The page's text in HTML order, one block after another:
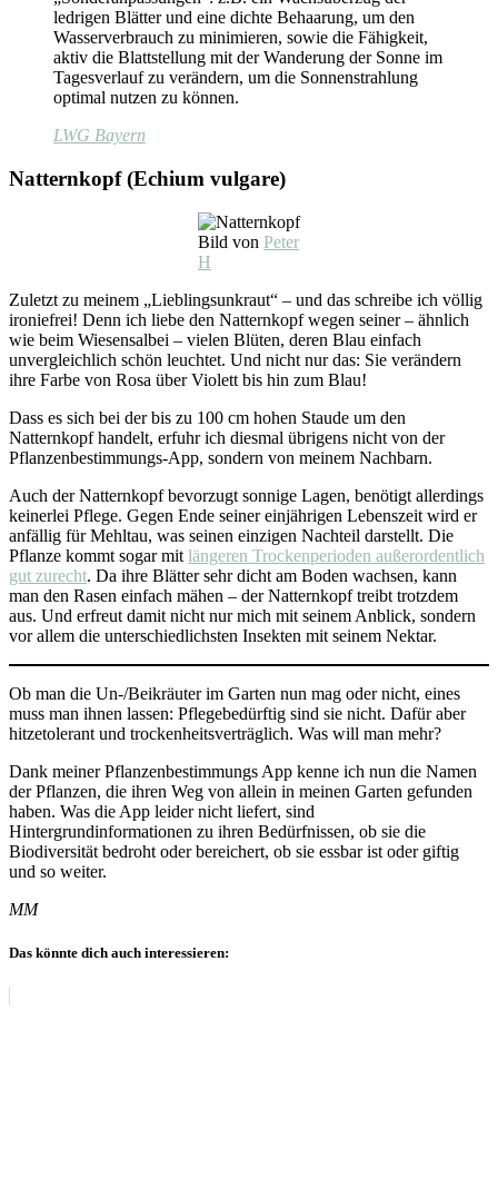
ledrigen Blätter und eine dichte Behaarung, um den
Wasserverbrauch zu minimieren, sowie die Fähigkeit,
aktiv die Blattstellung mit der Wanderung der Sonne im
Tagesverlauf zu verändern, um die Sonnenstrahlung
optimal nutzen zu können.
LWG Bayern
Natternkopf (Echium vulgare)
Bild von Peter
H
Zuletzt zu meinem „Lieblingsunkraut“ – und das schreibe ich völlig
ironiefrei! Denn ich liebe den Natternkopf wegen seiner – ähnlich
wie beim Wiesensalbei – vielen Blüten, deren Blau einfach
unvergleichlich schön leuchtet. Und nicht nur das: Sie verändern
ihre Farbe von Rosa über Violett bis hin zum Blau!
Dass es sich bei der bis zu 100 cm hohen Staude um den
Natternkopf handelt, erfuhr ich diesmal übrigens nicht von der
Pflanzenbestimmungs-App, sondern von meinem Nachbarn.
Auch der Natternkopf bevorzugt sonnige Lagen, benötigt allerdings
keinerlei Pflege. Gegen Ende seiner einjährigen Lebenszeit wird er
anfällig für Mehltau, was seinen einzigen Nachteil darstellt. Die
Pflanze kommt sogar mit längeren Trockenperioden außerordentlich
gut zurecht. Da ihre Blätter sehr dicht am Boden wachsen, kann
man den Rasen einfach mähen – der Natternkopf treibt trotzdem
aus. Und erfreut damit nicht nur mich mit seinem Anblick, sondern
vor allem die unterschiedlichsten Insekten mit seinem Nektar.
Ob man die Un-/Beikräuter im Garten nun mag oder nicht, eines
muss man ihnen lassen: Pflegebedürftig sind sie nicht. Dafür aber
hitzetolerant und trockenheitsverträglich. Was will man mehr?
Dank meiner Pflanzenbestimmungs App kenne ich nun die Namen
der Pflanzen, die ihren Weg von allein in meinen Garten gefunden
haben. Was die App leider nicht liefert, sind
Hintergrundinformationen zu ihren Bedürfnissen, ob sie die
Biodiversität bedroht oder bereichert, ob sie essbar ist oder giftig
und so weiter.
MM
Das könnte dich auch interessieren: